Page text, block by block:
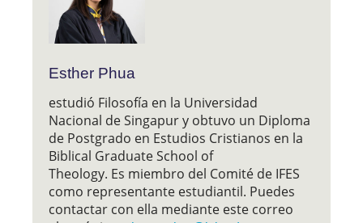
Esther Phua
estudió Filosofía en la Universidad
Nacional de Singapur y obtuvo un Diploma
de Postgrado en Estudios Cristianos en la
Biblical Graduate School of
Theology. Es miembro del Comité de IFES
como representante estudiantil. Puedes
contactar con ella mediante este correo